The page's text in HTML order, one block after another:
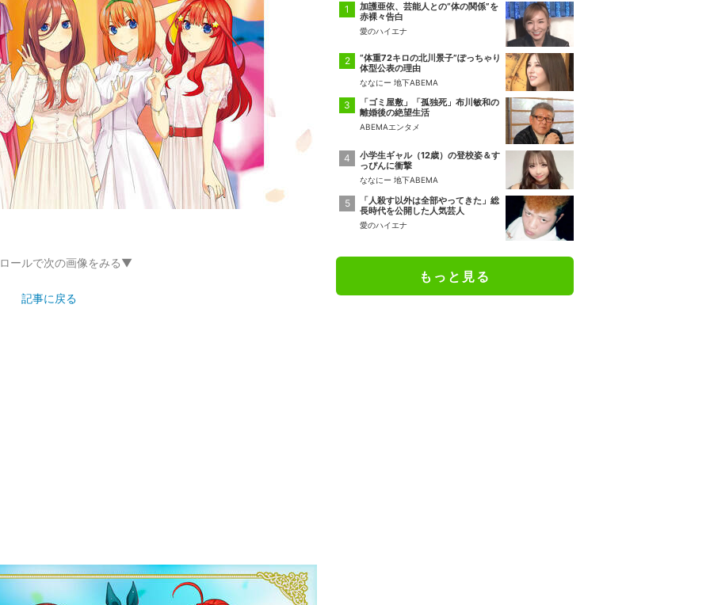
ールで次の画像をみる▼
記事に戻る
加護亜依、芸能人との“体の関係”を
赤裸々告白
愛のハイエナ
“体重72キロの北川景子”ぽっちゃり
体型公表の理由
ななにー 地下ABEMA
「ゴミ屋敷」「孤独死」布川敏和の
離婚後の絶望生活
ABEMAエンタメ
小学生ギャル（12歳）の登校姿＆す
っぴんに衝撃
ななにー 地下ABEMA
「人殺す以外は全部やってきた」総
長時代を公開した人気芸人
愛のハイエナ
もっと見る